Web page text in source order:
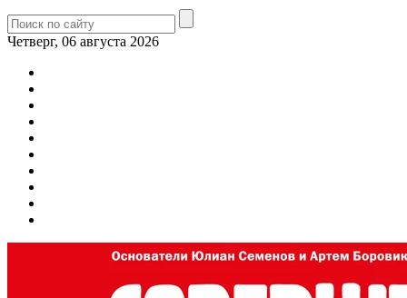
Четверг, 06 августа 2026